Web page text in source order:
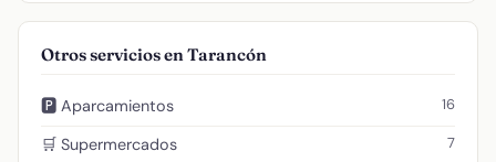
Otros servicios en Tarancón
🅿️ Aparcamientos 16
🛒 Supermercados 7